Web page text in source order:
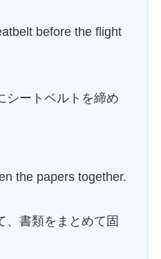
before the flight
シートベルトを締め
the papers together.
、書類をまとめて固